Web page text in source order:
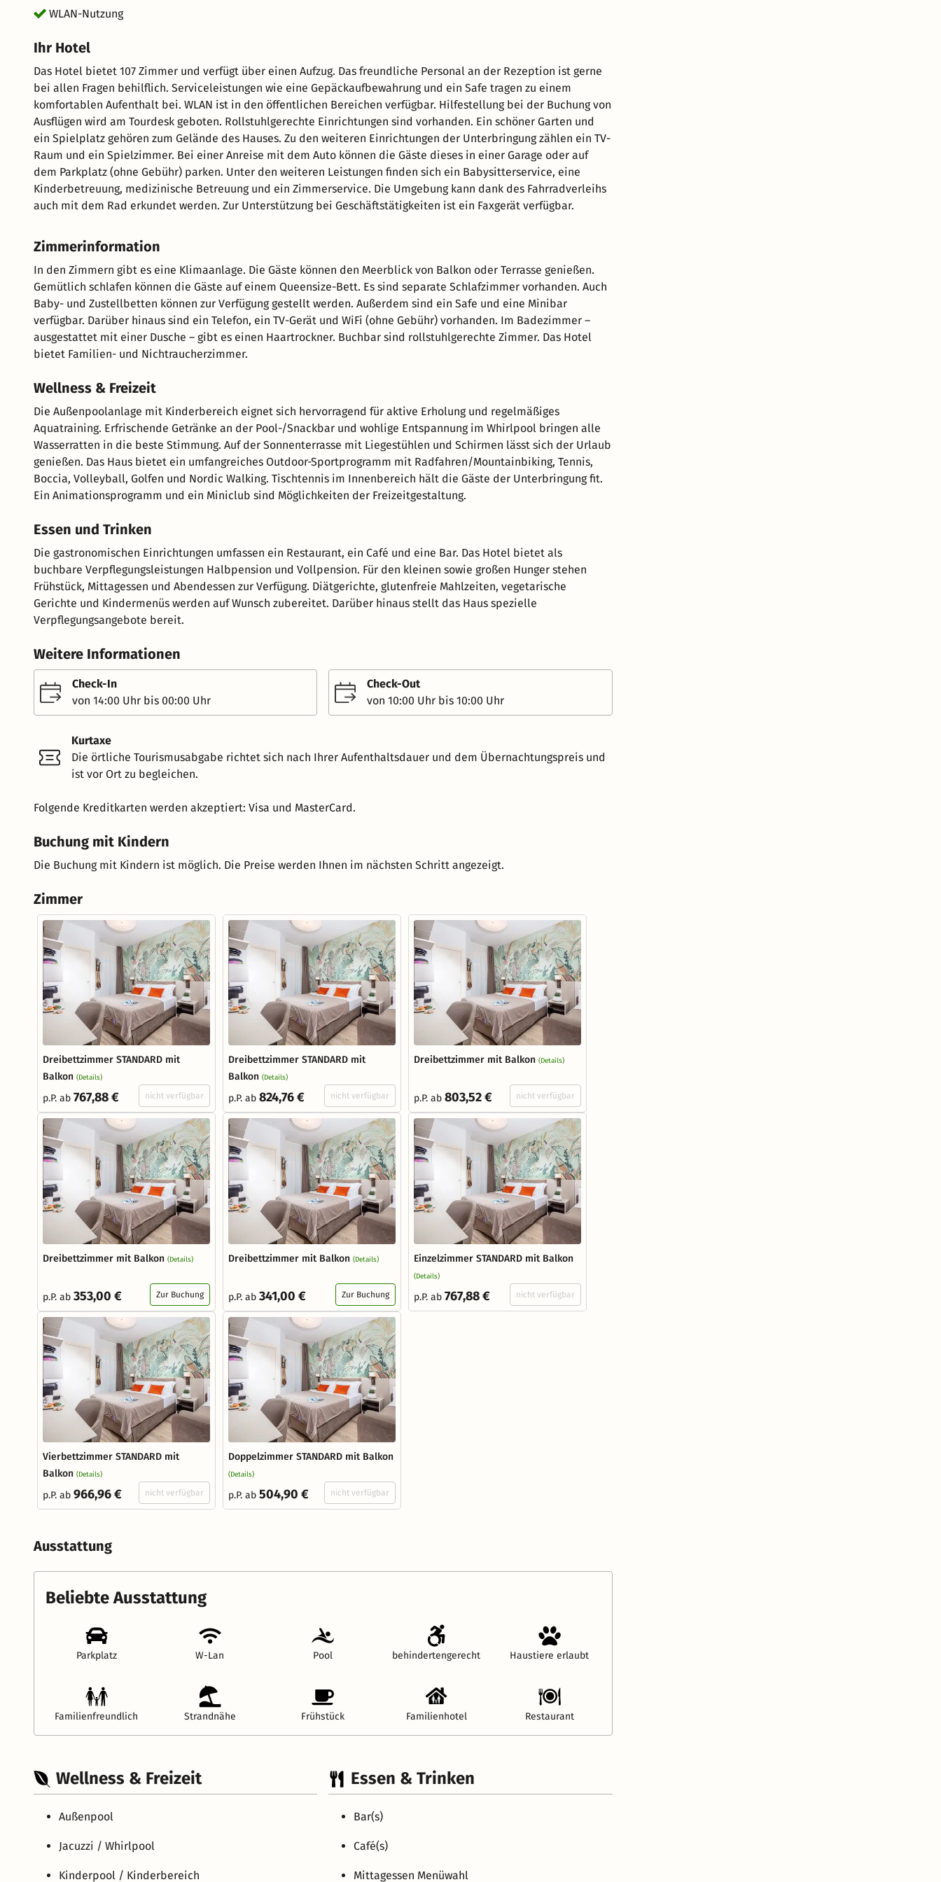
WLAN-Nutzung
Ihr Hotel
Das Hotel bietet 107 Zimmer und verfügt über einen Aufzug. Das freundliche Personal an der Rezeption ist gerne
bei allen Fragen behilflich. Serviceleistungen wie eine Gepäckaufbewahrung und ein Safe tragen zu einem
komfortablen Aufenthalt bei. WLAN ist in den öffentlichen Bereichen verfügbar. Hilfestellung bei der Buchung von
Ausflügen wird am Tourdesk geboten. Rollstuhlgerechte Einrichtungen sind vorhanden. Ein schöner Garten und
ein Spielplatz gehören zum Gelände des Hauses. Zu den weiteren Einrichtungen der Unterbringung zählen ein TV-
Raum und ein Spielzimmer. Bei einer Anreise mit dem Auto können die Gäste dieses in einer Garage oder auf
dem Parkplatz (ohne Gebühr) parken. Unter den weiteren Leistungen finden sich ein Babysitterservice, eine
Kinderbetreuung, medizinische Betreuung und ein Zimmerservice. Die Umgebung kann dank des Fahrradverleihs
auch mit dem Rad erkundet werden. Zur Unterstützung bei Geschäftstätigkeiten ist ein Faxgerät verfügbar.
Zimmerinformation
In den Zimmern gibt es eine Klimaanlage. Die Gäste können den Meerblick von Balkon oder Terrasse genießen.
Gemütlich schlafen können die Gäste auf einem Queensize-Bett. Es sind separate Schlafzimmer vorhanden. Auch
Baby- und Zustellbetten können zur Verfügung gestellt werden. Außerdem sind ein Safe und eine Minibar
verfügbar. Darüber hinaus sind ein Telefon, ein TV-Gerät und WiFi (ohne Gebühr) vorhanden. Im Badezimmer –
ausgestattet mit einer Dusche – gibt es einen Haartrockner. Buchbar sind rollstuhlgerechte Zimmer. Das Hotel
bietet Familien- und Nichtraucherzimmer.
Wellness & Freizeit
Die Außenpoolanlage mit Kinderbereich eignet sich hervorragend für aktive Erholung und regelmäßiges
Aquatraining. Erfrischende Getränke an der Pool-/Snackbar und wohlige Entspannung im Whirlpool bringen alle
Wasserratten in die beste Stimmung. Auf der Sonnenterrasse mit Liegestühlen und Schirmen lässt sich der Urlaub
genießen. Das Haus bietet ein umfangreiches Outdoor-Sportprogramm mit Radfahren/Mountainbiking, Tennis,
Boccia, Volleyball, Golfen und Nordic Walking. Tischtennis im Innenbereich hält die Gäste der Unterbringung fit.
Ein Animationsprogramm und ein Miniclub sind Möglichkeiten der Freizeitgestaltung.
Essen und Trinken
Die gastronomischen Einrichtungen umfassen ein Restaurant, ein Café und eine Bar. Das Hotel bietet als
buchbare Verpflegungsleistungen Halbpension und Vollpension. Für den kleinen sowie großen Hunger stehen
Frühstück, Mittagessen und Abendessen zur Verfügung. Diätgerichte, glutenfreie Mahlzeiten, vegetarische
Gerichte und Kindermenüs werden auf Wunsch zubereitet. Darüber hinaus stellt das Haus spezielle
Verpflegungsangebote bereit.
Weitere Informationen
Check-In
von 14:00 Uhr bis 00:00 Uhr
Check-Out
von 10:00 Uhr bis 10:00 Uhr
Kurtaxe
Die örtliche Tourismusabgabe richtet sich nach Ihrer Aufenthaltsdauer und dem Übernachtungspreis und
ist vor Ort zu begleichen.
Folgende Kreditkarten werden akzeptiert: Visa und MasterCard.
Buchung mit Kindern
Die Buchung mit Kindern ist möglich. Die Preise werden Ihnen im nächsten Schritt angezeigt.
Zimmer
Dreibettzimmer STANDARD mit
Balkon (Details)
p.P. ab 767,88 € nicht verfügbar
Dreibettzimmer STANDARD mit
Balkon (Details)
p.P. ab 824,76 € nicht verfügbar
Dreibettzimmer mit Balkon (Details)
p.P. ab 803,52 € nicht verfügbar
Dreibettzimmer mit Balkon (Details)
p.P. ab 353,00 € Zur Buchung
Dreibettzimmer mit Balkon (Details)
p.P. ab 341,00 € Zur Buchung
Einzelzimmer STANDARD mit Balkon
(Details)
p.P. ab 767,88 € nicht verfügbar
Vierbettzimmer STANDARD mit
Balkon (Details)
p.P. ab 966,96 € nicht verfügbar
Doppelzimmer STANDARD mit Balkon
(Details)
p.P. ab 504,90 € nicht verfügbar
Ausstattung
Beliebte Ausstattung
Parkplatz W-Lan Pool behindertengerecht Haustiere erlaubt
Familienfreundlich Strandnähe Frühstück Familienhotel Restaurant
Wellness & Freizeit
Außenpool
Jacuzzi / Whirlpool
Kinderpool / Kinderbereich
Essen & Trinken
Bar(s)
Café(s)
Mittagessen Menüwahl